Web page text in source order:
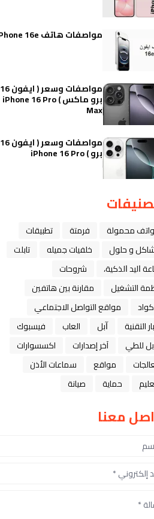
مواصفات هاتف iPhone 16e
مواصفات وسعر ( ايفون 16
برو ماكس ) iPhone 16 Pro
Max
مواصفات وسعر ( ايفون 16
برو ) iPhone 16 Pro
محمولة فرمتة
تطبيقات
و حلول
خلفيات جميله
تابلت
ﺍﻟﻴﺪ ﺍﻟﺬﻛﻴﺔ،
شروحات
التشغيل
مقارنة بين هاتفين
مواقع التواصل الاجتماعي
التقنية
ﺁﺑﻞ العاب
فيسبوك
للطي
آخر إصدارات
اكسسوارات
مواقع
سماعات الأذن
حماية صيانة
معنا